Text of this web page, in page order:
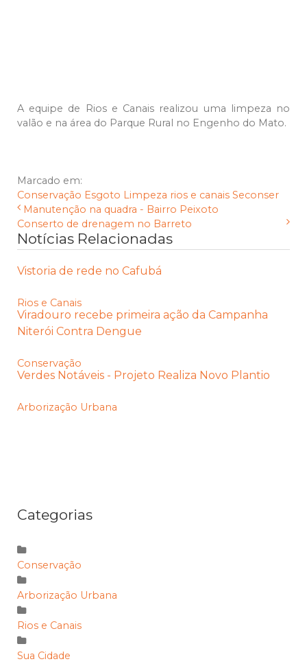
A equipe de Rios e Canais realizou uma limpeza no
valão e na área do Parque Rural no Engenho do Mato.
Marcado em:
Conservação Esgoto Limpeza rios e canais Seconser
Manutenção na quadra - Bairro Peixoto
Conserto de drenagem no Barreto
Notícias Relacionadas
Vistoria de rede no Cafubá
Rios e Canais
Viradouro recebe primeira ação da Campanha
Niterói Contra Dengue
Conservação
Verdes Notáveis - Projeto Realiza Novo Plantio
Arborização Urbana
Categorias
Conservação
Arborização Urbana
Rios e Canais
Sua Cidade